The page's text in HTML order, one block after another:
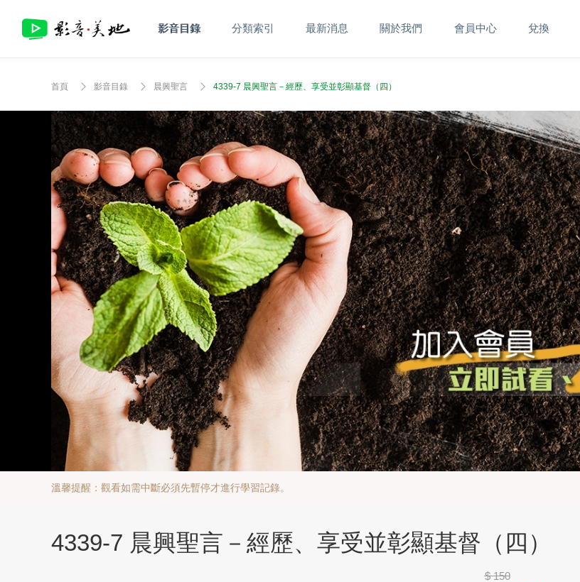
影音目錄 分類索引 最新消息 關於我們 會員中心 兌換
首頁 影音目錄 晨興聖言 4339-7 晨興聖言－經歷、享受並彰顯基督（四）
溫馨提醒：觀看如需中斷必須先暫停才進行學習記錄。
4339-7 晨興聖言－經歷、享受並彰顯基督（四）
$ 150